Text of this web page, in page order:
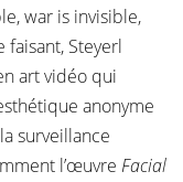
war is invisible,
faisant, Steyerl
art vidéo qui
anonyme
surveillance
l’œuvre Facial